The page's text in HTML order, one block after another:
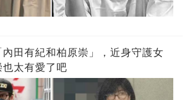
田有紀和柏原崇」，近身守護女
太有愛了吧